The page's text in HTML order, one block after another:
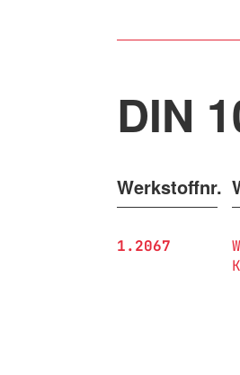
DIN
Werkstoffnr.
1.2067